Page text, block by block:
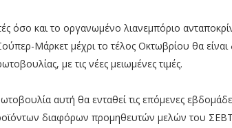
όσο και το οργανωμένο λιανεμπόριο
Μάρκετ μέχρι το τέλος Οκτωβρίου θα
με τις νέες μειωμένες τιμές.
αυτή θα ενταθεί τις επόμενες
διαφόρων προμηθευτών μελών του